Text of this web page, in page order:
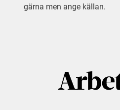
gärna men ange källan.